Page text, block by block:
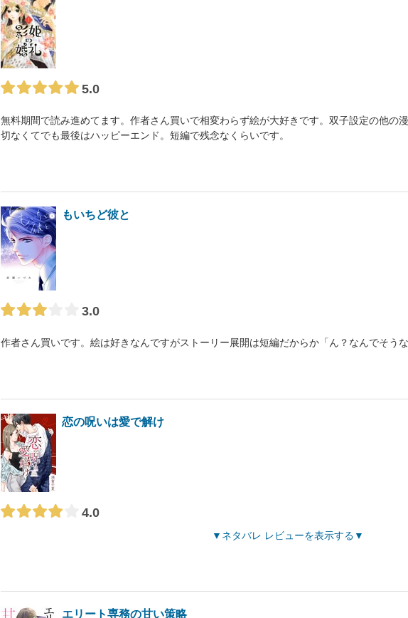
5.0
無料期間で読み進めてます。作者さん買いで相変わらず絵が大好きです。双子設定の他の
切なくてでも最後はハッピーエンド。短編で残念なくらいです。
もいちど彼と
3.0
作者さん買いです。絵は好きなんですがストーリー展開は短編だからか「ん？なんでそう
恋の呪いは愛で解け
4.0
ネタバレ レビューを表示する
エリート専務の甘い策略